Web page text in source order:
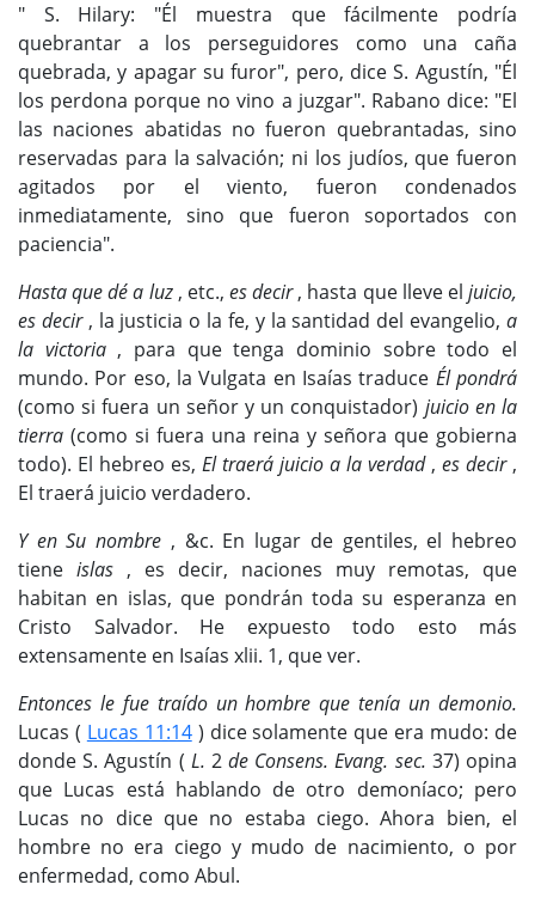
" S. Hilary: "Él muestra que fácilmente podría
quebrantar a los perseguidores como una caña
quebrada, y apagar su furor", pero, dice S. Agustín, "Él
los perdona porque no vino a juzgar". Rabano dice: "El
las naciones abatidas no fueron quebrantadas, sino
reservadas para la salvación; ni los judíos, que fueron
agitados por el viento, fueron condenados
inmediatamente, sino que fueron soportados con
paciencia".
Hasta que dé a luz, etc.,es decir, hasta que lleve eljuicio,
es decir, la justicia o la fe, y la santidad del evangelio,a
la victoria, para que tenga dominio sobre todo el
mundo. Por eso, la Vulgata en Isaías traduce Él pondrá
(como si fuera un señor y un conquistador) juicio en la
tierra (como si fuera una reina y señora que gobierna
todo). El hebreo es, El traerá juicio a la verdad, es decir,
El traerá juicio verdadero.
Y en Su nombre , &c. En lugar de gentiles, el hebreo
tiene islas , es decir, naciones muy remotas, que
habitan en islas, que pondrán toda su esperanza en
Cristo Salvador. He expuesto todo esto más
extensamente en Isaías xlii. 1, que ver.
Entonces le fue traído un hombre que tenía un demonio.
Lucas ( Lucas 11:14) dice solamente que era mudo: de
donde S. Agustín ( L. 2de Consens. Evang. sec. 37) opina
que Lucas está hablando de otro demoníaco; pero
Lucas no dice que no estaba ciego. Ahora bien, el
hombre no era ciego y mudo de nacimiento, o por
enfermedad, como Abul.